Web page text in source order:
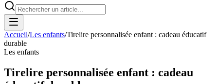
Accueil/Les enfants/Tirelire personnalisée enfant : cadeau éducatif
durable
Les enfants
Tirelire personnalisée enfant : cadeau